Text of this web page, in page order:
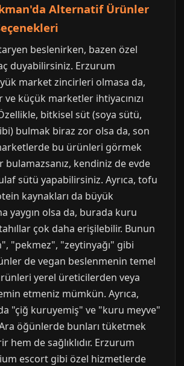
Alternatif Ürünler
beslenirken, bazen özel
duyabilirsiniz. Erzurum
market zincirleri olmasa da,
küçük marketler ihtiyacınızı
bitkisel süt (soya sütü,
bulmak biraz zor olsa da, son
bu ürünleri görmek
bulamazsanız, kendiniz de evde
sütü yapabilirsiniz. Ayrıca, tofu
kaynakları da büyük
yaygın olsa da, burada kuru
çok daha erişilebilir. Bunun
"pekmez", "zeytinyağı" gibi
de vegan beslenmenin temel
yerel üreticilerden veya
etmeniz mümkün. Ayrıca,
"çiğ kuruyemiş" ve "kuru meyve"
öğünlerde bunları tüketmek
hem de sağlıklıdır. Erzurum
escort gibi özel hizmetlerde